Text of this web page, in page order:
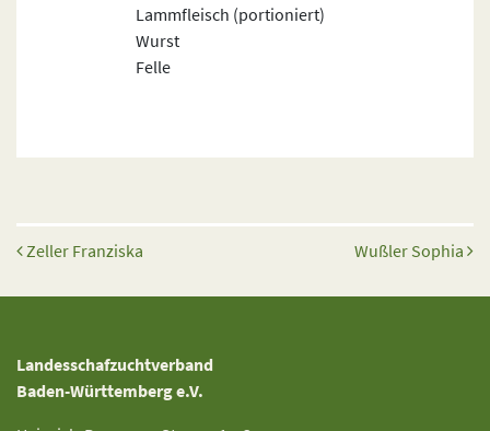
Lammfleisch (portioniert)
Wurst
Felle
Beitrags-Navigation
Zeller Franziska Wußler Sophia
Landesschafzuchtverband
Baden-Württemberg e.V.